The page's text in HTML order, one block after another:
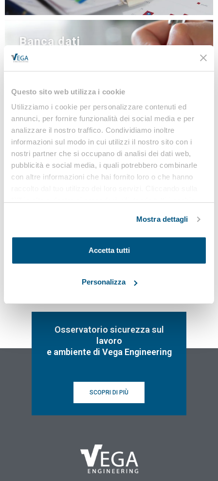
Questo sito web utilizza i cookie
Utilizziamo i cookie per personalizzare contenuti ed
annunci, per fornire funzionalità dei social media e per
analizzare il nostro traffico. Condividiamo inoltre
informazioni sul modo in cui utilizzi il nostro sito con i
nostri partner che si occupano di analisi dei dati web,
pubblicità e social media, i quali potrebbero combinarle
con altre informazioni che hai fornito loro o che hanno
Mostra dettagli
Accetta tutti
Personalizza
Banca dati
LINEE GUIDA
Iscriviti alla nostra
Newsletter
Notizie, Modulistica e Linee Guida gratuite per
e normative
Osservatorio sicurezza sul
lavoro
e ambiente di Vega Engineering
SCOPRI DI PIÙ